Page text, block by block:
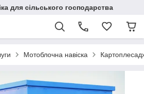
для сільського господарства
Мотоблочна навіска